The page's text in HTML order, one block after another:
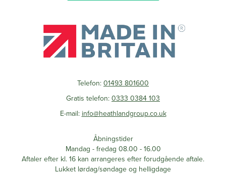
Telefon:01493 801600
Gratis telefon:0333 0384 103
E-mail: info@heathlandgroup.co.uk
Åbningstider
Mandag - fredag 08.00 - 16.00
Aftaler efter kl. 16 kan arrangeres efter forudgående aftale.
Lukket lørdag/søndage og helligdage